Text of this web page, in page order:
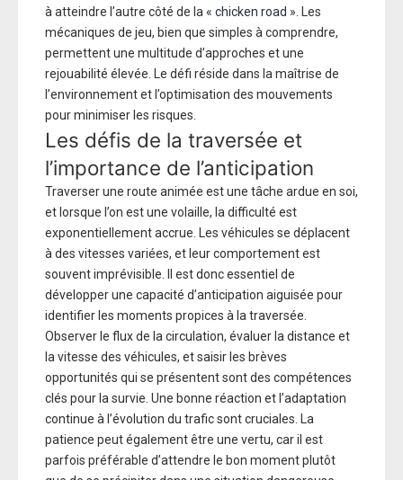
à atteindre l’autre côté de la « chicken road ». Les
mécaniques de jeu, bien que simples à comprendre,
permettent une multitude d’approches et une
rejouabilité élevée. Le défi réside dans la maîtrise de
l’environnement et l’optimisation des mouvements
pour minimiser les risques.
Les défis de la traversée et
l’importance de l’anticipation
Traverser une route animée est une tâche ardue en soi,
et lorsque l’on est une volaille, la difficulté est
exponentiellement accrue. Les véhicules se déplacent
à des vitesses variées, et leur comportement est
souvent imprévisible. Il est donc essentiel de
développer une capacité d’anticipation aiguisée pour
identifier les moments propices à la traversée.
Observer le flux de la circulation, évaluer la distance et
la vitesse des véhicules, et saisir les brèves
opportunités qui se présentent sont des compétences
clés pour la survie. Une bonne réaction et l’adaptation
continue à l’évolution du trafic sont cruciales. La
patience peut également être une vertu, car il est
parfois préférable d’attendre le bon moment plutôt